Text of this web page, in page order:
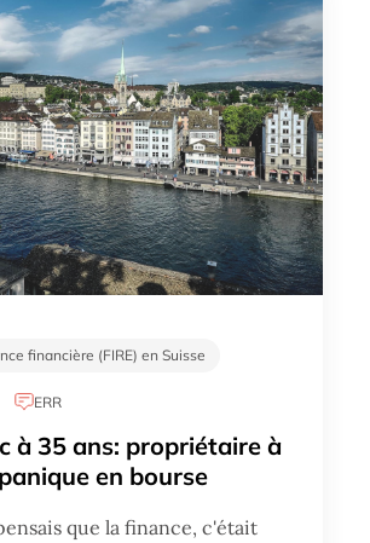
financière (FIRE) en Suisse
ERR
à 35 ans: propriétaire à
en bourse
que la finance, c'était